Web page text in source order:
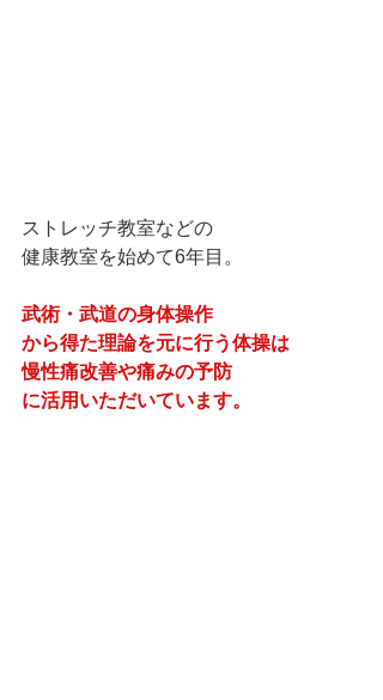
ストレッチ教室などの
健康教室を始めて6年目。
武術・武道の身体操作
から得た理論を元に行う体操は
慢性痛改善や痛みの予防
に活用いただいています。